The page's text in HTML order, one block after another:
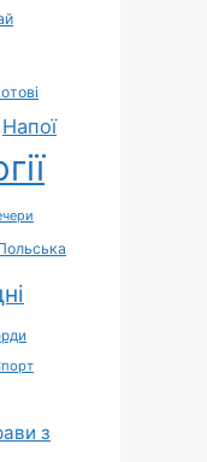
Напої
з